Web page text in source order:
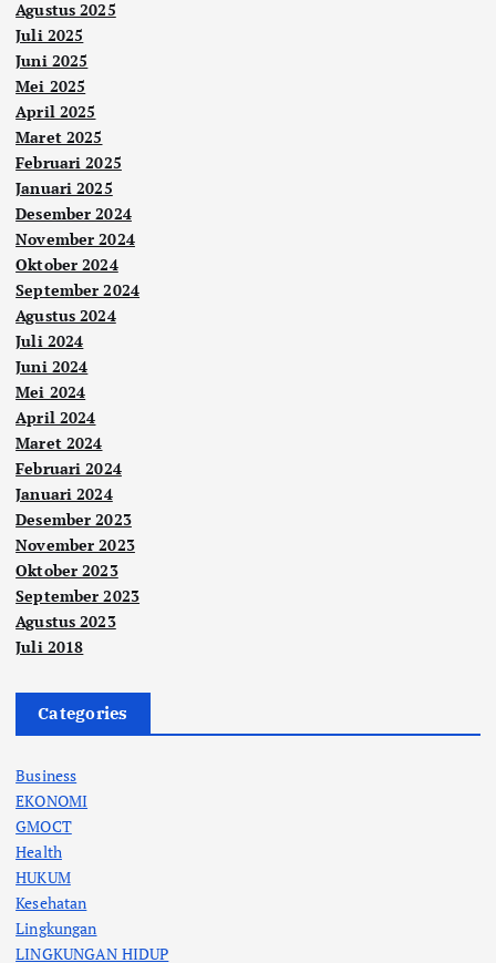
Agustus 2025
Juli 2025
Juni 2025
Mei 2025
April 2025
Maret 2025
Februari 2025
Januari 2025
Desember 2024
November 2024
Oktober 2024
September 2024
Agustus 2024
Juli 2024
Juni 2024
Mei 2024
April 2024
Maret 2024
Februari 2024
Januari 2024
Desember 2023
November 2023
Oktober 2023
September 2023
Agustus 2023
Juli 2018
Categories
Business
EKONOMI
GMOCT
Health
HUKUM
Kesehatan
Lingkungan
LINGKUNGAN HIDUP